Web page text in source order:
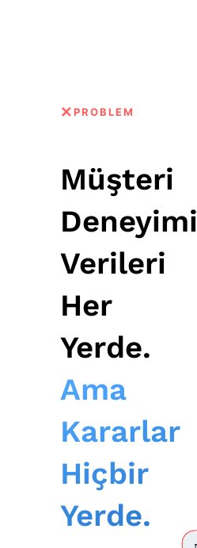
✕PROBLEM
Müşteri
Deneyimi
Verileri
Her
Yerde.
Ama
Kararlar
Hiçbir
Yerde.